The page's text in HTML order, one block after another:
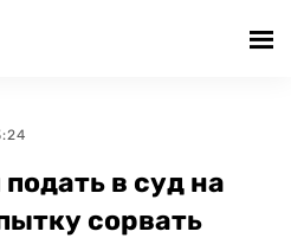
в суд на
сорвать